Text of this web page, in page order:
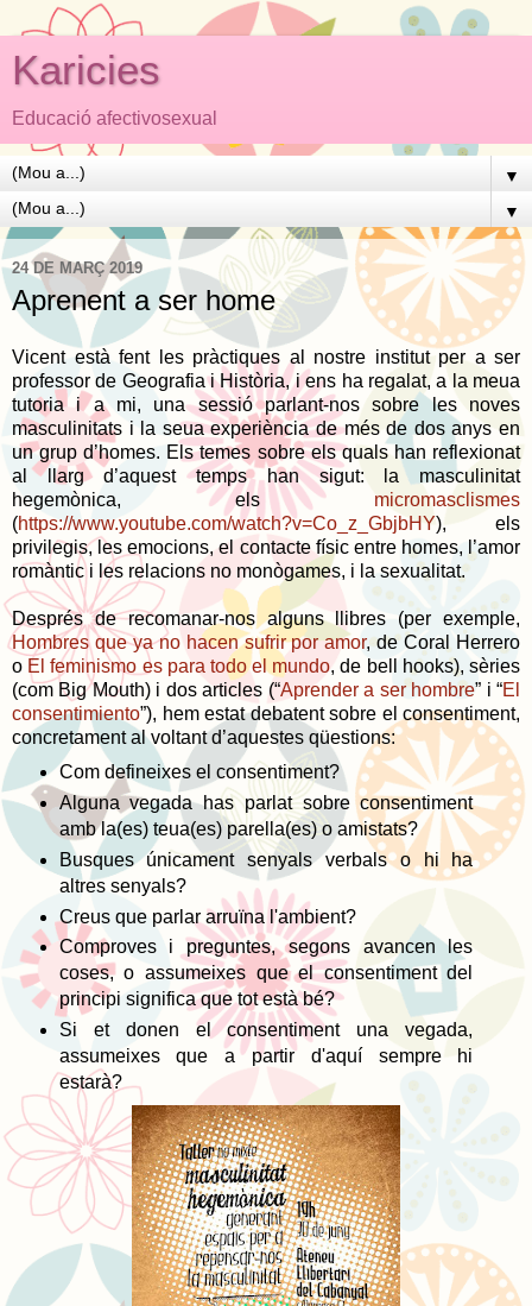
Karicies
Educació afectivosexual
▼
▼
24 DE MARÇ 2019
Aprenent a ser home
Vicent està fent les pràctiques al nostre institut per a ser
professor de Geografia i Història, i ens ha regalat, a la meua
tutoria i a mi, una sessió parlant-nos sobre les noves
masculinitats i la seua experiència de més de dos anys en
un grup d’homes. Els temes sobre els quals han reflexionat
al llarg d’aquest temps han sigut: la masculinitat
hegemònica, els micromasclismes
(https://www.youtube.com/watch?v=Co_z_GbjbHY), els
privilegis, les emocions, el contacte físic entre homes, l’amor
romàntic i les relacions no monògames, i la sexualitat.
Després de recomanar-nos alguns llibres (per exemple,
Hombres que ya no hacen sufrir por amor, de Coral Herrero
o El feminismo es para todo el mundo, de bell hooks), sèries
(com Big Mouth) i dos articles (“Aprender a ser hombre” i “El
consentimiento”), hem estat debatent sobre el consentiment,
concretament al voltant d’aquestes qüestions:
Com defineixes el consentiment?
Alguna vegada has parlat sobre consentiment
amb la(es) teua(es) parella(es) o amistats?
Busques únicament senyals verbals o hi ha
altres senyals?
Creus que parlar arruïna l'ambient?
Comproves i preguntes, segons avancen les
coses, o assumeixes que el consentiment del
principi significa que tot està bé?
Si et donen el consentiment una vegada,
assumeixes que a partir d'aquí sempre hi
estarà?